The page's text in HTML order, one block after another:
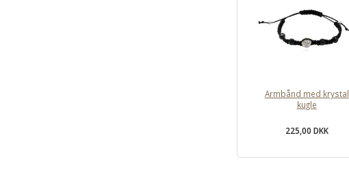
Armbånd med krystal
kugle
225,00 DKK